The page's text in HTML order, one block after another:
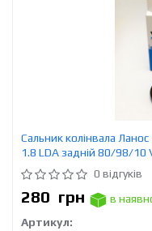
Сальник колінвала
1.8 LDA задній 80/98/10
0 відгуків
280 грн
в
Артикул: